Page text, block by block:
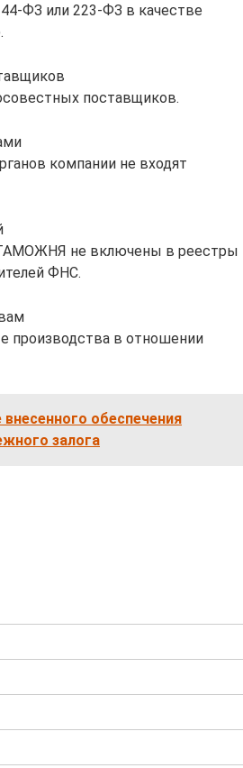
ФЗ или 223-ФЗ в качестве
поставщиков.
компании не входят
не включены в реестры
ФНС.
производства в отношении
обеспечения
залога